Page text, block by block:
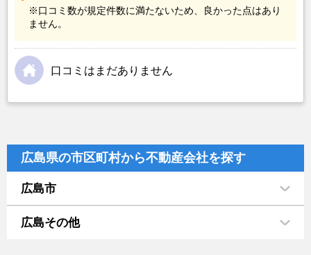
※口コミ数が規定件数に満たないため、良かった点はあり
ません。
口コミはまだありません
広島県の市区町村から不動産会社を探す
広島市
広島その他